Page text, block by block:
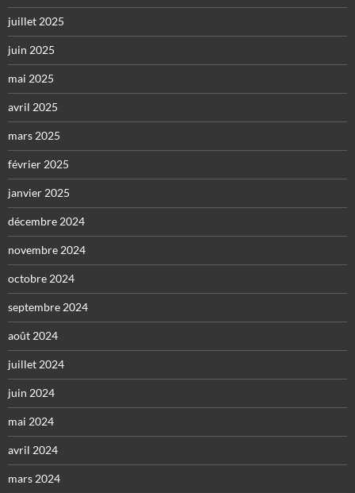
juillet 2025
juin 2025
mai 2025
avril 2025
mars 2025
février 2025
janvier 2025
décembre 2024
novembre 2024
octobre 2024
septembre 2024
août 2024
juillet 2024
juin 2024
mai 2024
avril 2024
mars 2024